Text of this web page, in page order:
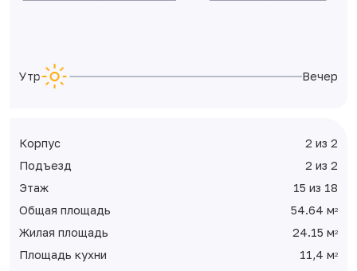
Утро Вечер
Корпус
2 из 2
Подъезд
2 из 2
Этаж
15 из 18
Общая площадь
54.64 м2
Жилая площадь 24.15 м2
Площадь кухни 11,4 м2